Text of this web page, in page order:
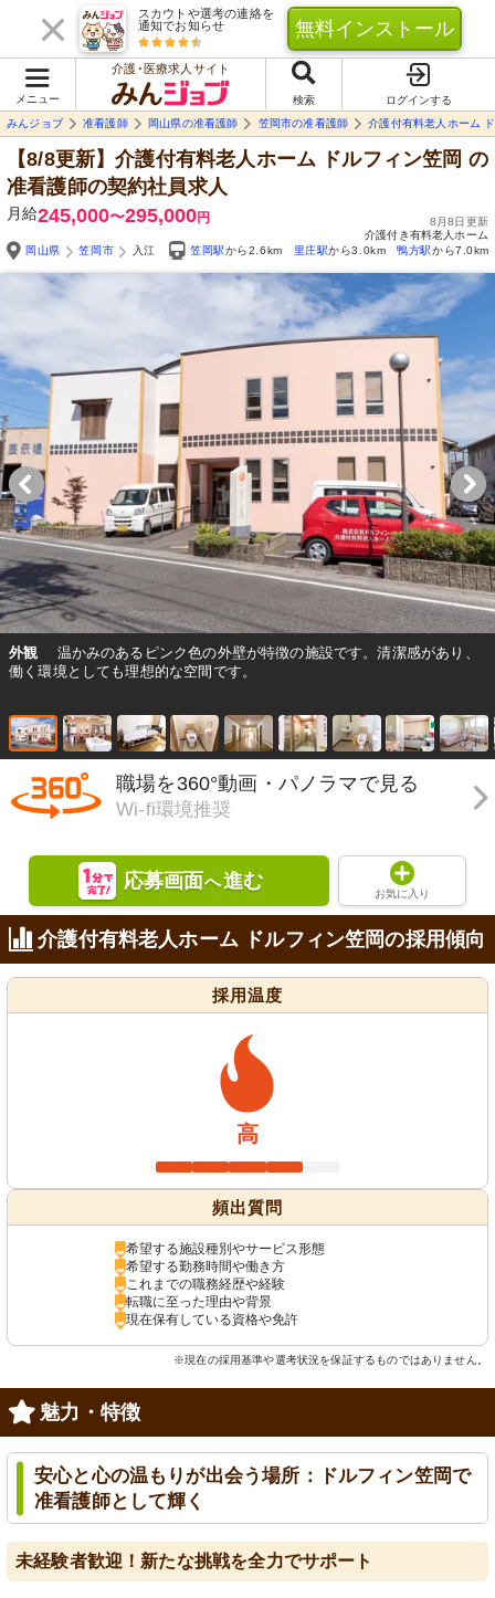
スカウトや選考の連絡を
通知でお知らせ
無料インストール
メニュー
介護･医療求人サイト
検索
ログインする
みんジョブ
准看護師 岡山県の准看護師 笠岡市の准看護師 介護付有料老人ホーム
【8/8更新】介護付有料老人ホーム ドルフィン笠岡 の
准看護師の契約社員求人
月給245,000〜295,000円
8月8日更新
介護付き有料老人ホーム
岡山県
笠岡市 入江 笠岡駅から2.6km 里庄駅から3.0km 鴨方駅から7.0km
外観
温かみのあるピンク色の外壁が特徴の施設です。清潔感があり、
働く環境としても理想的な空間です。
職場を360°動画・パノラマで見る
Wi-fi環境推奨
応募画面へ進む
お気に入り
介護付有料老人ホーム ドルフィン笠岡の採用傾向
採用温度
高
頻出質問
希望する施設種別やサービス形態
希望する勤務時間や働き方
これまでの職務経歴や経験
転職に至った理由や背景
現在保有している資格や免許
※現在の採用基準や選考状況を保証するものではありません。
魅力・特徴
安心と心の温もりが出会う場所：ドルフィン笠岡で
准看護師として輝く
未経験者歓迎！新たな挑戦を全力でサポート